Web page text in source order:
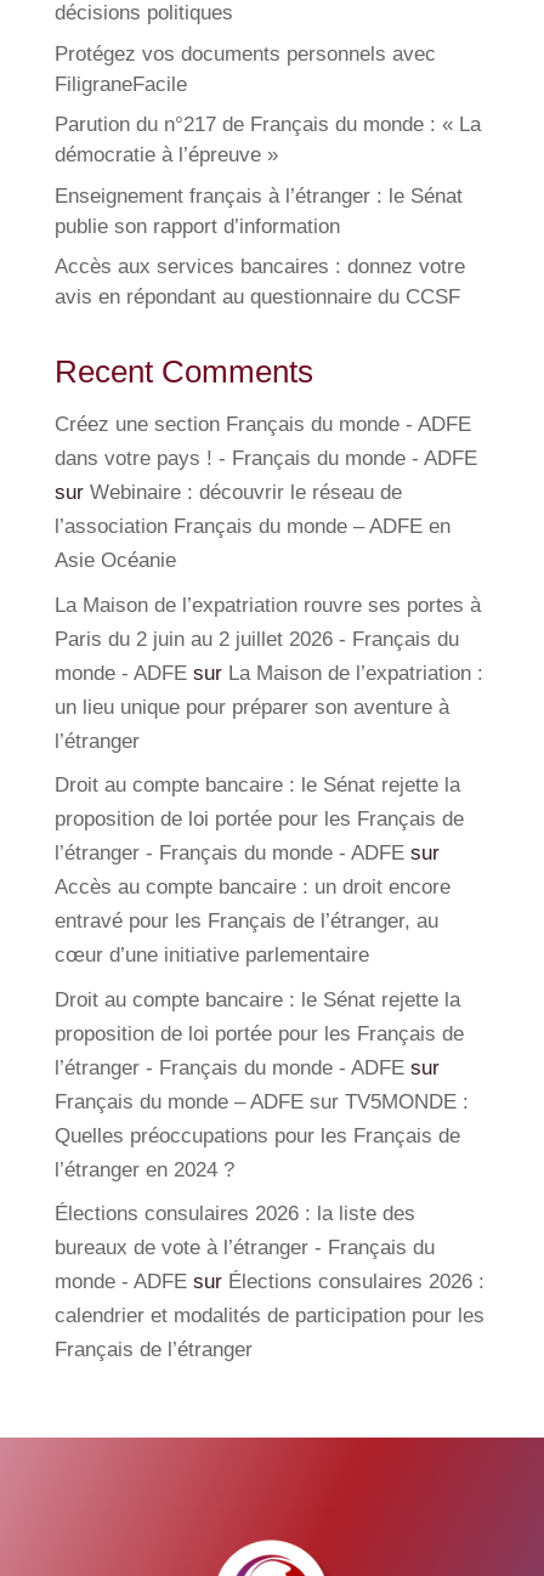
décisions politiques
Protégez vos documents personnels avec
FiligraneFacile
Parution du n°217 de Français du monde : « La
démocratie à l’épreuve »
Enseignement français à l’étranger : le Sénat
publie son rapport d’information
Accès aux services bancaires : donnez votre
avis en répondant au questionnaire du CCSF
Recent Comments
Créez une section Français du monde - ADFE
dans votre pays ! - Français du monde - ADFE
sur Webinaire : découvrir le réseau de
l’association Français du monde – ADFE en
Asie Océanie
La Maison de l’expatriation rouvre ses portes à
Paris du 2 juin au 2 juillet 2026 - Français du
monde - ADFEsur La Maison de l’expatriation :
un lieu unique pour préparer son aventure à
l’étranger
Droit au compte bancaire : le Sénat rejette la
proposition de loi portée pour les Français de
l’étranger - Français du monde - ADFEsur
Accès au compte bancaire : un droit encore
entravé pour les Français de l’étranger, au
cœur d’une initiative parlementaire
Droit au compte bancaire : le Sénat rejette la
proposition de loi portée pour les Français de
l’étranger - Français du monde - ADFEsur
Français du monde – ADFE sur TV5MONDE :
Quelles préoccupations pour les Français de
l’étranger en 2024 ?
Élections consulaires 2026 : la liste des
bureaux de vote à l’étranger - Français du
monde - ADFEsur Élections consulaires 2026 :
calendrier et modalités de participation pour les
Français de l’étranger